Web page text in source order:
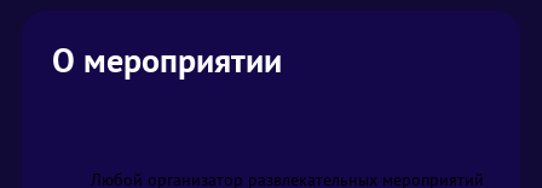
О мероприятии